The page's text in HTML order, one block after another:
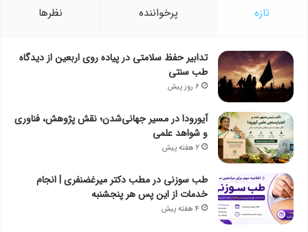
تازه پرخواننده نظرها
تدابیر حفظ سلامتی در پیاده روی اربعین از دیدگاه
طب سنتی
۶ روز پیش
آیورودا در مسیر جهانی‌شدن؛ نقش پژوهش، فناوری
و شواهد علمی
۲ هفته پیش
طب سوزنی در مطب دکتر میرغضنفری | انجام
خدمات از این پس هر پنجشنبه
۴ هفته پیش